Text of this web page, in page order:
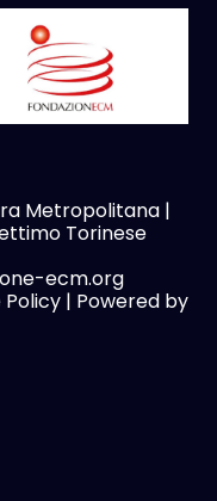
Metropolitana |
Torinese
ecm.org
Policy | Powered by